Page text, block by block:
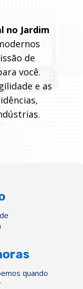
no Jardim
de
você.
e as
quando